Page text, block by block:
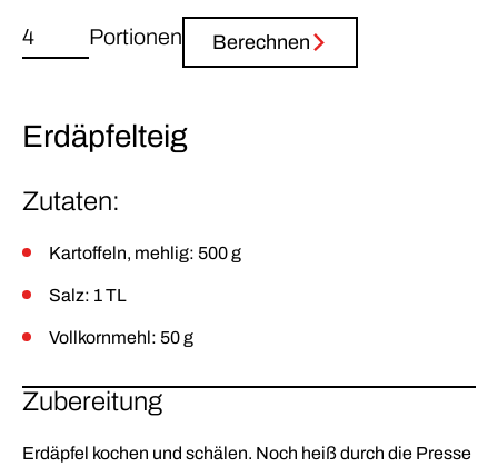
Portionen Berechnen
Erdäpfelteig
Zutaten:
Kartoffeln, mehlig: 500 g
Salz: 1 TL
Vollkornmehl: 50 g
Zubereitung
Erdäpfel kochen und schälen. Noch heiß durch die Presse